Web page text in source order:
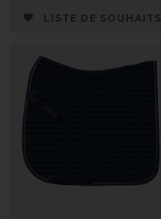
LISTE DE SOUHAITS